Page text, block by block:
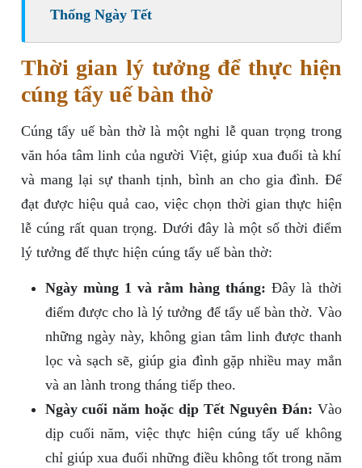
Thống Ngày Tết
Thời gian lý tưởng để thực hiện
cúng tẩy uế bàn thờ
Cúng tẩy uế bàn thờ là một nghi lễ quan trọng trong
văn hóa tâm linh của người Việt, giúp xua đuổi tà khí
và mang lại sự thanh tịnh, bình an cho gia đình. Để
đạt được hiệu quả cao, việc chọn thời gian thực hiện
lễ cúng rất quan trọng. Dưới đây là một số thời điểm
lý tưởng để thực hiện cúng tẩy uế bàn thờ:
Ngày mùng 1 và rằm hàng tháng: Đây là thời
điểm được cho là lý tưởng để tẩy uế bàn thờ. Vào
những ngày này, không gian tâm linh được thanh
lọc và sạch sẽ, giúp gia đình gặp nhiều may mắn
và an lành trong tháng tiếp theo.
Ngày cuối năm hoặc dịp Tết Nguyên Đán: Vào
dịp cuối năm, việc thực hiện cúng tẩy uế không
chỉ giúp xua đuổi những điều không tốt trong năm